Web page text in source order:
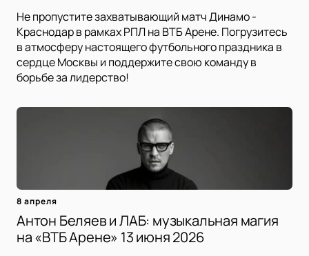
Не пропустите захватывающий матч Динамо -
Краснодар в рамках РПЛ на ВТБ Арене. Погрузитесь
в атмосферу настоящего футбольного праздника в
сердце Москвы и поддержите свою команду в
борьбе за лидерство!
8 апреля
Антон Беляев и ЛАБ: музыкальная магия
на «ВТБ Арене» 13 июня 2026